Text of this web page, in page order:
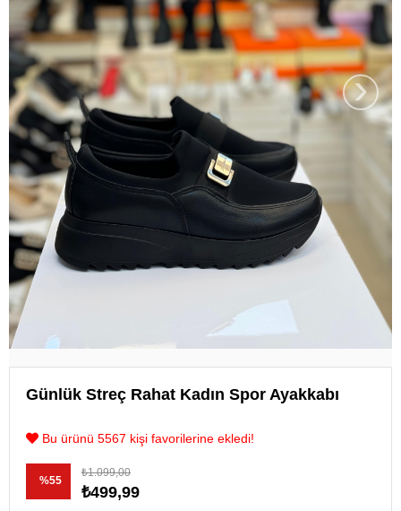
›
Günlük Streç Rahat Kadın Spor Ayakkabı
Bu ürünü 5567 kişi favorilerine ekledi!
%55
İndirim
₺1.099,00
₺499,99